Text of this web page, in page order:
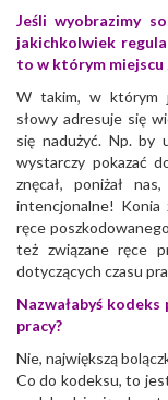
Jeśli wyobrazimy
jakichkolwiek
to w którym miejscu
W takim, w którym
słowy adresuje się
się nadużyć. Np. by
wystarczy pokazać
znęcał, poniżał
intencjonalne!
ręce
też związane ręce
dotyczących czasu
Nazwałabyś
pracy?
Nie, największą
Co do kodeksu, to